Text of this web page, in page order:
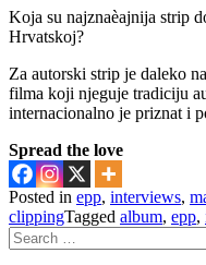
Koja su najznaèajnija strip
Hrvatskoj?
Za autorski strip je daleko
filma koji njeguje tradiciju
internacionalno je priznat i
Spread the love
Posted in epp, interviews,
clippingTagged album, epp,
Search
for: